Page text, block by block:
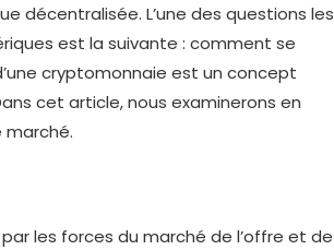
décentralisée. L’une des questions les
est la suivante : comment se
cryptomonnaie est un concept
cet article, nous examinerons en
les forces du marché de l’offre et de